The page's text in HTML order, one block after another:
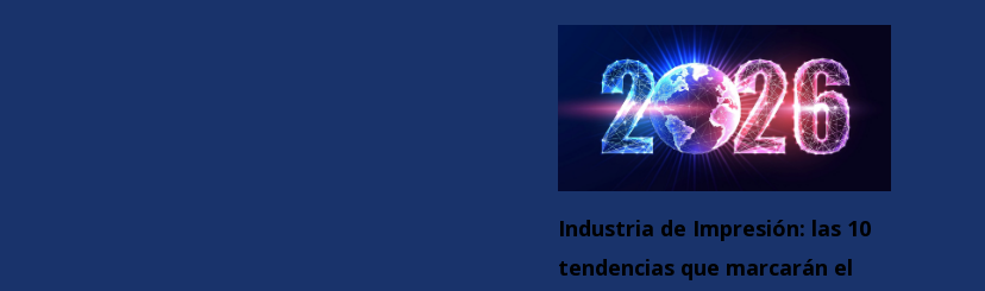
Industria de Impresión: las 10
tendencias que marcarán el